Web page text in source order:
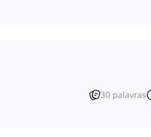
30 palavras